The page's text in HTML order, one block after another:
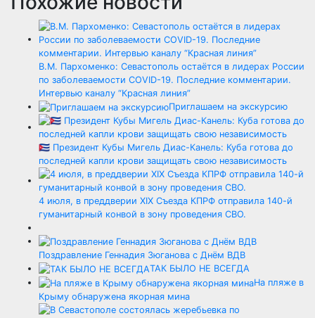
В.М. Пархоменко: Севастополь остаётся в лидерах России
по заболеваемости COVID-19. Последние комментарии.
Интервью каналу “Красная линия”
Приглашаем на экскурсию
🇨🇺 Президент Кубы Мигель Диас-Канель: Куба готова до
последней капли крови защищать свою независимость
4 июля, в преддверии XIX Съезда КПРФ отправила 140-й
гуманитарный конвой в зону проведения СВО.
Поздравление Геннадия Зюганова с Днём ВДВ
ТАК БЫЛО НЕ ВСЕГДА
На пляже в
Крыму обнаружена якорная мина